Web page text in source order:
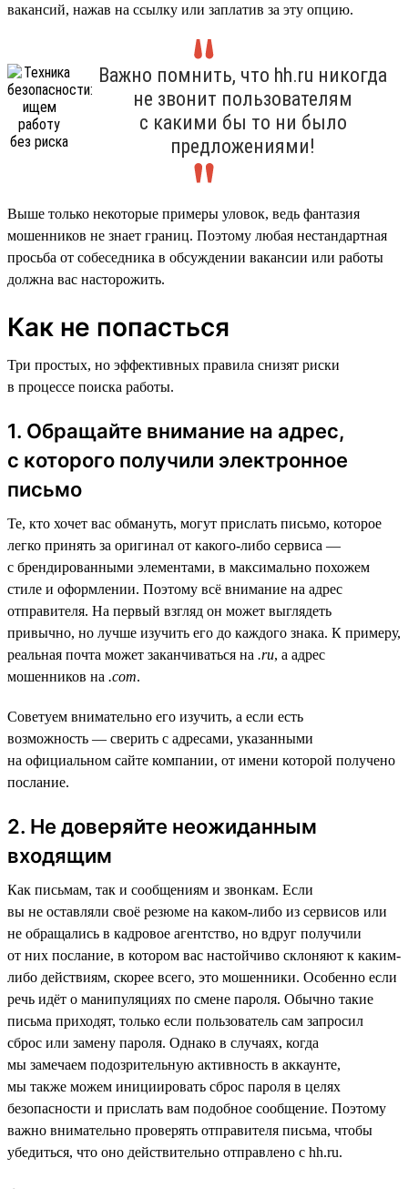
вакансий, нажав на ссылку или заплатив за эту опцию.
Важно помнить, что hh.ru никогда
не звонит пользователям
с какими бы то ни было
предложениями!
Выше только некоторые примеры уловок, ведь фантазия
мошенников не знает границ. Поэтому любая нестандартная
просьба от собеседника в обсуждении вакансии или работы
должна вас насторожить.
Как не попасться
Три простых, но эффективных правила снизят риски
в процессе поиска работы.
1. Обращайте внимание на адрес,
с которого получили электронное
письмо
Те, кто хочет вас обмануть, могут прислать письмо, которое
легко принять за оригинал от какого-либо сервиса —
с брендированными элементами, в максимально похожем
стиле и оформлении. Поэтому всё внимание на адрес
отправителя. На первый взгляд он может выглядеть
привычно, но лучше изучить его до каждого знака. К примеру,
реальная почта может заканчиваться на .ru, а адрес
мошенников на .com.
Советуем внимательно его изучить, а если есть
возможность — сверить с адресами, указанными
на официальном сайте компании, от имени которой получено
послание.
2. Не доверяйте неожиданным
входящим
Как письмам, так и сообщениям и звонкам. Если
вы не оставляли своё резюме на каком-либо из сервисов или
не обращались в кадровое агентство, но вдруг получили
от них послание, в котором вас настойчиво склоняют к каким-
либо действиям, скорее всего, это мошенники. Особенно если
речь идёт о манипуляциях по смене пароля. Обычно такие
письма приходят, только если пользователь сам запросил
сброс или замену пароля. Однако в случаях, когда
мы замечаем подозрительную активность в аккаунте,
мы также можем инициировать сброс пароля в целях
безопасности и прислать вам подобное сообщение. Поэтому
важно внимательно проверять отправителя письма, чтобы
убедиться, что оно действительно отправлено с hh.ru.